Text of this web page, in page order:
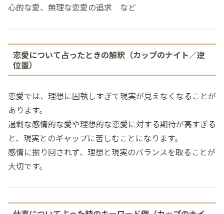
心的な愛、無理な恋愛の追求 など
恋愛について占ったときの解釈（カップのナイト／逆
位置）
恋愛では、理想に固執しすぎて現実が見えなくなることが
あります。
過剰な感情的な愛や理想的な恋愛に対する期待が高すぎる
と、現実とのギャップに苦しむことになります。
感情に振り回されず、理想と現実のバランスを取ることが
大切です。